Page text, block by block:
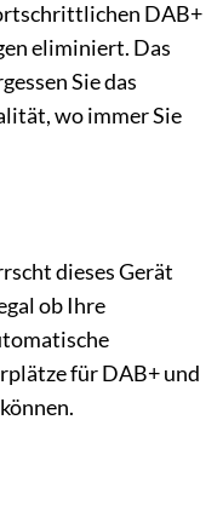
DAB+
eliminiert. Das
Sie das
wo immer Sie
dieses Gerät
ob Ihre
für DAB+ und